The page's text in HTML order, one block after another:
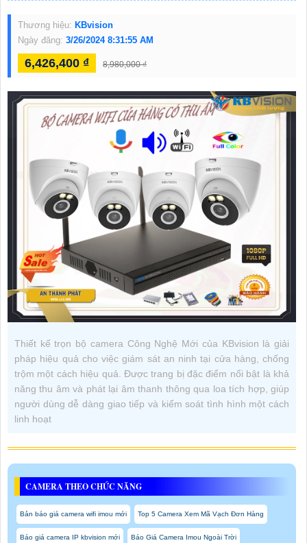
Thương hiệu: KBvision
Ngày đăng: 3/26/2024 8:31:55 AM
6,426,400 ₫ 8,980,000 ₫
Thiết kế trọn bộ camera Công Nghệ Mới của KBvision là giải
pháp hiệu quả cho việc giám sát an ninh tại cửa hàng, chống
trộm một cách hiệu quả. Được trang bị đặc điểm nổi bật là khả
năng thu âm và phát lại âm thanh thông qua loa tích hợp, giúp
người dùng dễ dàng giao tiếp và kiểm soát tình hình một cách
linh hoạt
CAMERA THEO CHỨC NĂNG
Bản báo giá camera wifi imou mới Top 5 Camera Xem Mã Vạch Đơn Hàng
Báo giá camera IP kbvision mới Báo Giá Camera Imou Ngoài Trời